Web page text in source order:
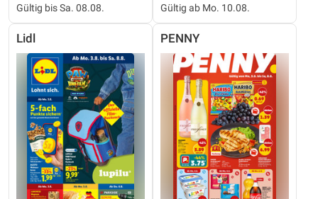
Gültig bis Sa. 08.08. Gültig ab Mo. 10.08.
Lidl PENNY